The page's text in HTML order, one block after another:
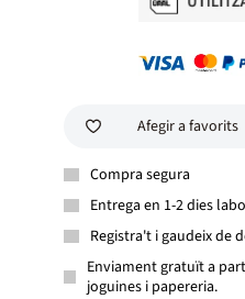
Afegir a favorits
Compra segura
Entrega en 1-2 dies
Registra't i gaudeix de
Enviament gratuït a
joguines i papereria.